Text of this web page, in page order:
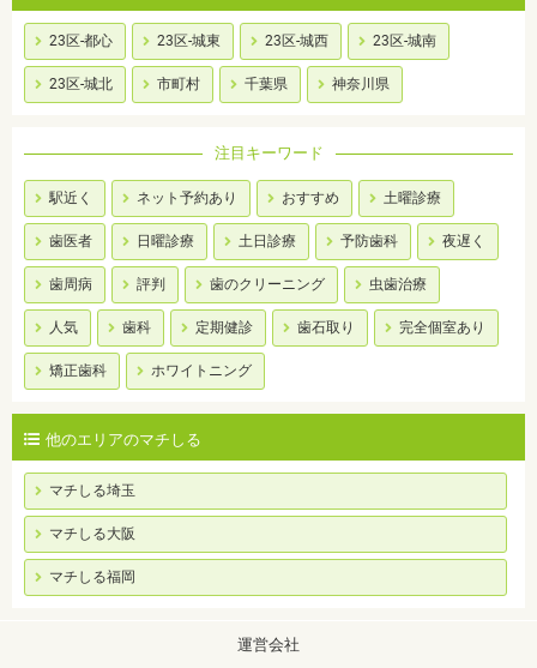
23区-都心 23区-城東 23区-城西 23区-城南
23区-城北 市町村 千葉県 神奈川県
注目キーワード
駅近く ネット予約あり おすすめ 土曜診療
歯医者 日曜診療 土日診療 予防歯科 夜遅く
歯周病 評判 歯のクリーニング 虫歯治療
人気 歯科 定期健診 歯石取り 完全個室あり
矯正歯科 ホワイトニング
他のエリアのマチしる
マチしる埼玉
マチしる大阪
マチしる福岡
運営会社